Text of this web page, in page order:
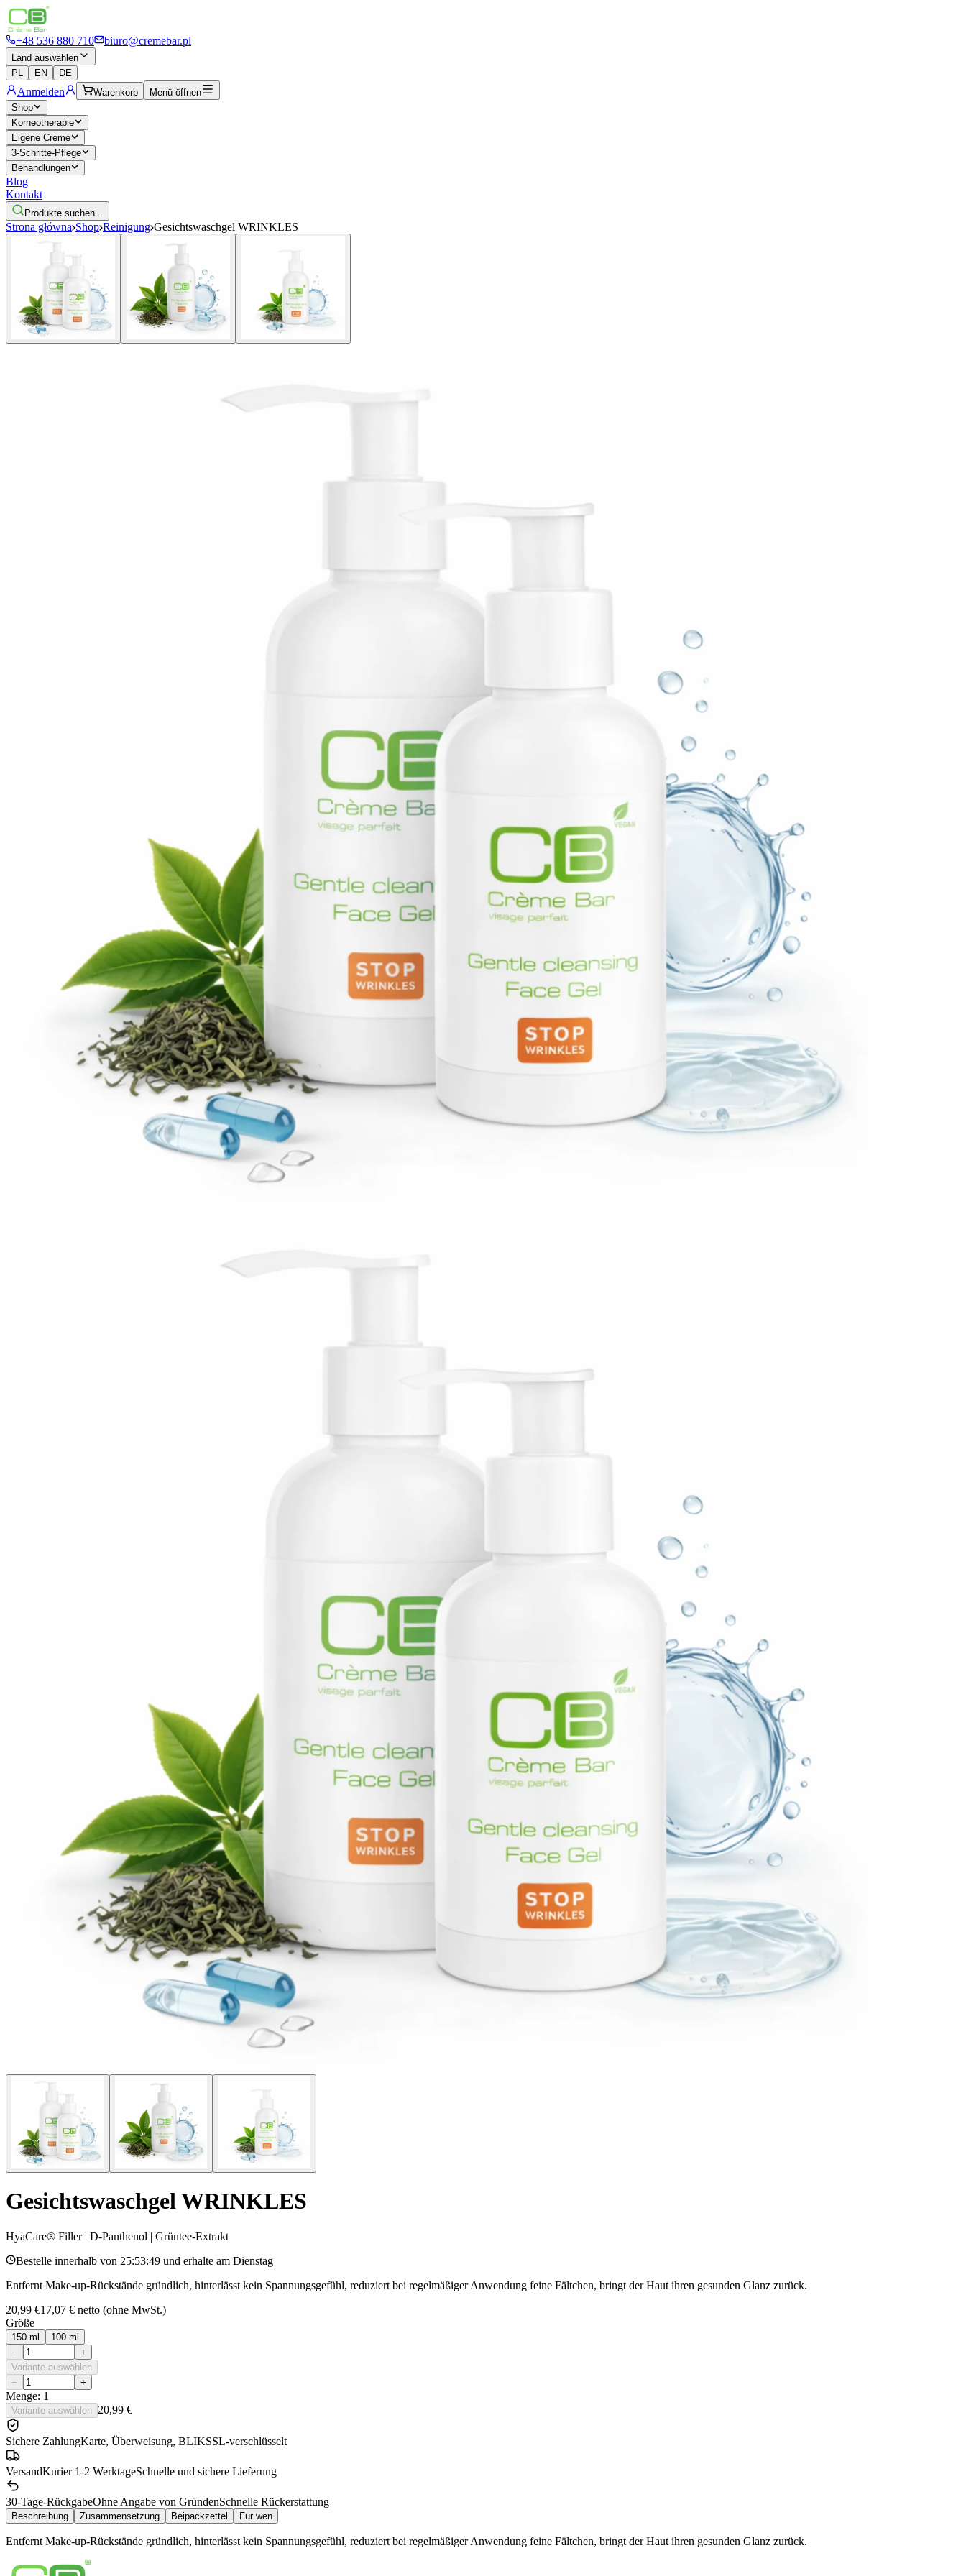
+48 536 880 710 biuro@cremebar.pl
Land auswählen
PL
EN DE
Anmelden Warenkorb
Menü öffnen
Shop
Korneotherapie
Eigene Creme
3-Schritte-Pflege
Behandlungen
Blog
Kontakt
Produkte suchen...
Strona główna Shop Reinigung Gesichtswaschgel WRINKLES
Gesichtswaschgel WRINKLES
HyaCare® Filler | D-Panthenol | Grüntee-Extrakt
Bestelle innerhalb von 25:53:49 und erhalte am Dienstag
Entfernt Make-up-Rückstände gründlich, hinterlässt kein Spannungsgefühl, reduziert bei regelmäßiger Anwendung feine Fältchen, bringt der Haut ihren gesunden Glanz zurück.
20,99 €17,07 € netto (ohne MwSt.)
Größe
150 ml
100 ml
−
+
Variante auswählen
−
+
Menge: 1
Variante auswählen 20,99 €
Sichere ZahlungKarte, Überweisung, BLIKSSL-verschlüsselt
VersandKurier 1-2 WerktageSchnelle und sichere Lieferung
30-Tage-RückgabeOhne Angabe von GründenSchnelle Rückerstattung
Beschreibung Zusammensetzung Beipackzettel Für wen
Entfernt Make-up-Rückstände gründlich, hinterlässt kein Spannungsgefühl, reduziert bei regelmäßiger Anwendung feine Fältchen, bringt der Haut ihren gesunden Glanz zurück.